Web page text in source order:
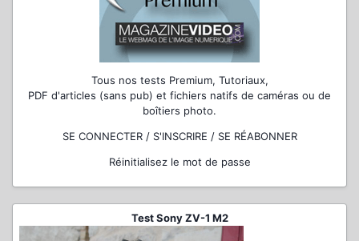
Tous nos tests Premium, Tutoriaux,
PDF d'articles (sans pub) et fichiers natifs de caméras ou de
boîtiers photo.
SE CONNECTER / S'INSCRIRE / SE RÉABONNER
Réinitialisez le mot de passe
Test Sony ZV-1 M2